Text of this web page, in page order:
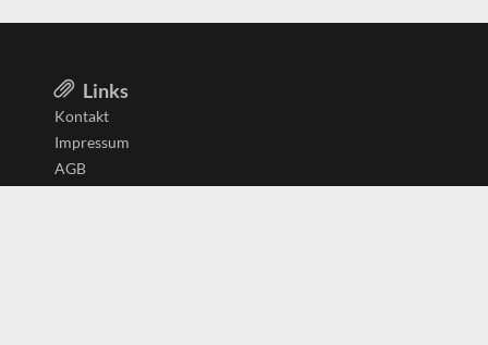
Links
Kontakt
Impressum
AGB